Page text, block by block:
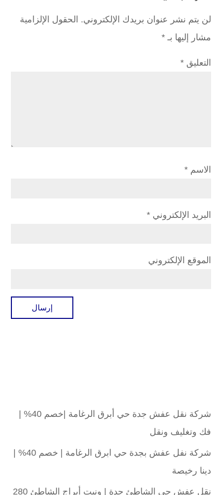
لن يتم نشر عنوان بريدك الإلكتروني. الحقول الإلزامية
مشار إليها بـ *
التعليق *
الاسم *
البريد الإلكتروني *
الموقع الإلكتروني
شركة نقل عفش جدة حي أبرق الرغامة |خصم 40% |
فك وتغليف ونقل
شركة نفل عفش بجدة حي ابرق الرغامة | خصم 40% |
دينا رخيصة
نقل عفش حي الشاطئ جدة | ونيت أبراج الشاطئ 280